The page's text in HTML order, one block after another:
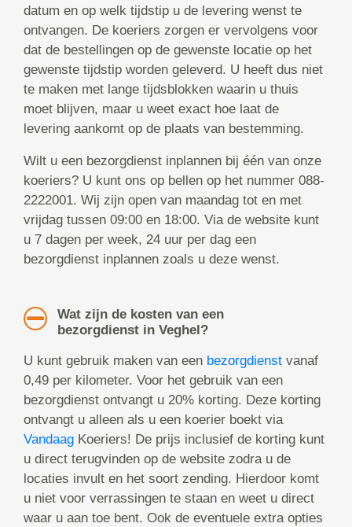
datum en op welk tijdstip u de levering wenst te
ontvangen. De koeriers zorgen er vervolgens voor
dat de bestellingen op de gewenste locatie op het
gewenste tijdstip worden geleverd. U heeft dus niet
te maken met lange tijdsblokken waarin u thuis
moet blijven, maar u weet exact hoe laat de
levering aankomt op de plaats van bestemming.
Wilt u een bezorgdienst inplannen bij één van onze
koeriers? U kunt ons op bellen op het nummer 088-
2222001. Wij zijn open van maandag tot en met
vrijdag tussen 09:00 en 18:00. Via de website kunt
u 7 dagen per week, 24 uur per dag een
bezorgdienst inplannen zoals u deze wenst.
Wat zijn de kosten van een
bezorgdienst in Veghel?
U kunt gebruik maken van een bezorgdienst vanaf
0,49 per kilometer. Voor het gebruik van een
bezorgdienst ontvangt u 20% korting. Deze korting
ontvangt u alleen als u een koerier boekt via
Vandaag Koeriers! De prijs inclusief de korting kunt
u direct terugvinden op de website zodra u de
locaties invult en het soort zending. Hierdoor komt
u niet voor verrassingen te staan en weet u direct
waar u aan toe bent. Ook de eventuele extra opties